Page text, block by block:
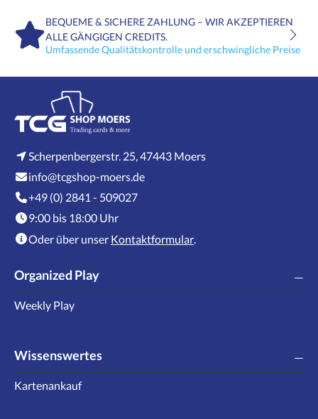
BEQUEME & SICHERE ZAHLUNG – WIR AKZEPTIEREN
ALLE GÄNGIGEN CREDITS.
Umfassende Qualitätskontrolle und erschwingliche Preise
Scherpenbergerstr. 25, 47443 Moers
info@tcgshop-moers.de
+49 (0) 2841 - 509027
9:00 bis 18:00 Uhr
Oder über unser Kontaktformular
Organized Play
Weekly Play
Wissenswertes
Kartenankauf